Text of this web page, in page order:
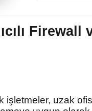
Firewall
işletmeler, uzak